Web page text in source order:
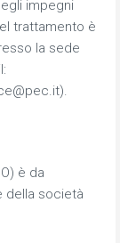
impegni
trattamento è
la sede
).
è da
della società